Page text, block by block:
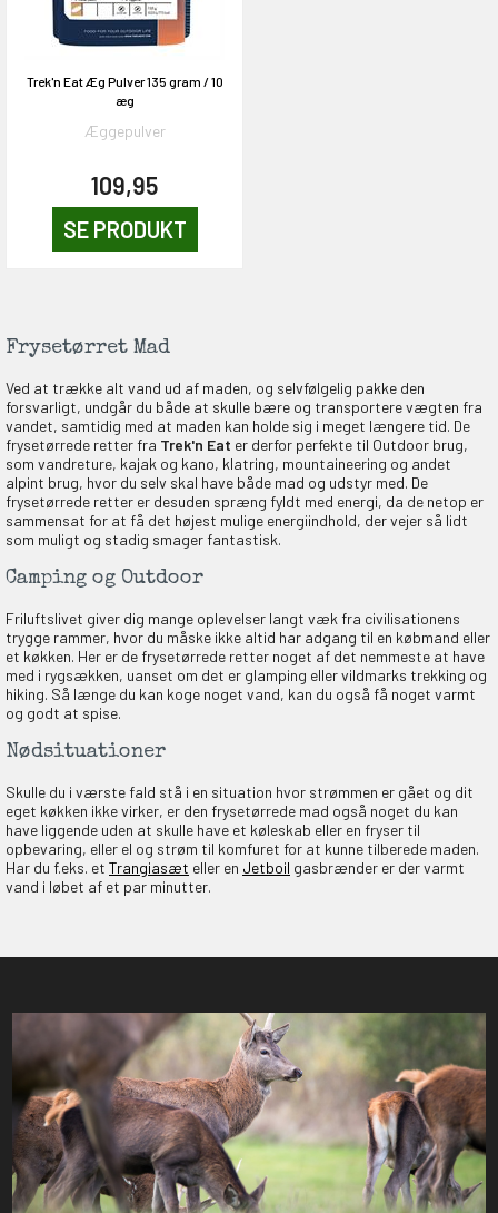
Trek'n Eat Æg Pulver 135 gram / 10
æg
Æggepulver
109,95
SE PRODUKT
Frysetørret Mad
Ved at trække alt vand ud af maden, og selvfølgelig pakke den
forsvarligt, undgår du både at skulle bære og transportere vægten fra
vandet, samtidig med at maden kan holde sig i meget længere tid. De
frysetørrede retter fra Trek'n Eat er derfor perfekte til Outdoor brug,
som vandreture, kajak og kano, klatring, mountaineering og andet
alpint brug, hvor du selv skal have både mad og udstyr med. De
frysetørrede retter er desuden spræng fyldt med energi, da de netop er
sammensat for at få det højest mulige energiindhold, der vejer så lidt
som muligt og stadig smager fantastisk.
Camping og Outdoor
Friluftslivet giver dig mange oplevelser langt væk fra civilisationens
trygge rammer, hvor du måske ikke altid har adgang til en købmand eller
et køkken. Her er de frysetørrede retter noget af det nemmeste at have
med i rygsækken, uanset om det er glamping eller vildmarks trekking og
hiking. Så længe du kan koge noget vand, kan du også få noget varmt
og godt at spise.
Nødsituationer
Skulle du i værste fald stå i en situation hvor strømmen er gået og dit
eget køkken ikke virker, er den frysetørrede mad også noget du kan
have liggende uden at skulle have et køleskab eller en fryser til
opbevaring, eller el og strøm til komfuret for at kunne tilberede maden.
Har du f.eks. et Trangiasæt eller en Jetboil gasbrænder er der varmt
vand i løbet af et par minutter.
VIND!
DELTAG!
NEJ TAK!